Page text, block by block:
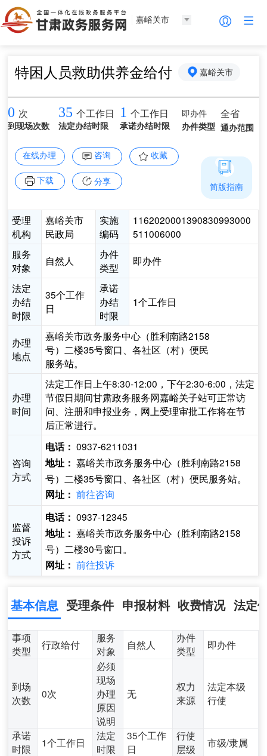
嘉峪关市
特困人员救助供养金给付 嘉峪关市
0 次
到现场次数
35 个工作日
法定办结时限
1 个工作日
承诺办结时限
即办件
办件类型
全省
通办范围
在线办理 咨询 收藏
下载 分享
受理
机构
嘉峪关市
民政局
实施
编码
1162020001390830993000
511006000
服务
对象
自然人
办件
类型
即办件
法定
办结
时限
35个工作
日
承诺
办结
时限
1个工作日
办理
地点
嘉峪关市政务服务中心（胜利南路2158
号）二楼35号窗口、各社区（村）便民
服务站。
办理
时间
法定工作日上午8:30-12:00，下午2:30-6:00，法定
节假日期间甘肃政务服务网嘉峪关子站可正常访
问、注册和申报业务，网上受理审批工作将在节
后正常进行。
咨询
方式
电话： 0937-6211031
地址： 嘉峪关市政务服务中心（胜利南路2158
号）二楼35号窗口、各社区（村）便民服务站。
网址： 前往咨询
监督
投诉
方式
电话： 0937-12345
地址： 嘉峪关市政务服务中心（胜利南路2158
号）二楼30号窗口。
网址： 前往投诉
简版指南
基本信息 受理条件 申报材料 收费情况 法定
事项
类型
行政给付
服务
对象
自然人
办件
类型
即办件
到场
次数
0次
必须
现场
办理
原因
说明
无
权力
来源
法定本级
行使
承诺
时限
1个工作日
法定
时限
35个工作
日
行使
层级
市级/隶属